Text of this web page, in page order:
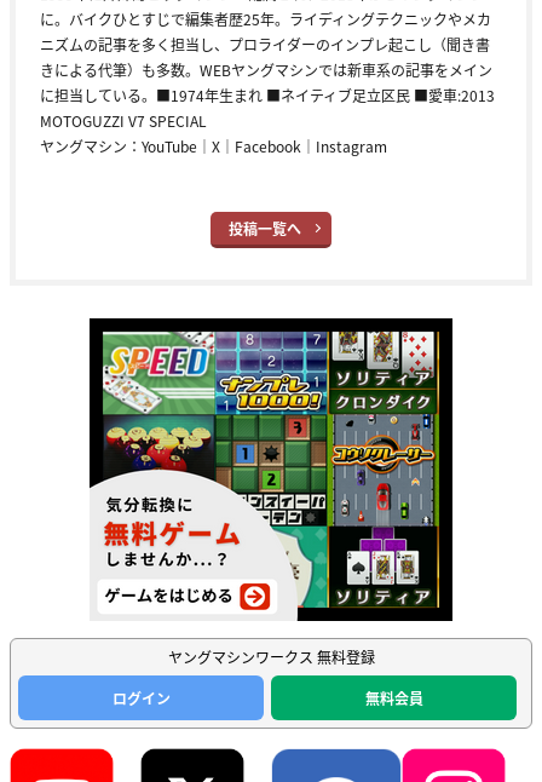
に。バイクひとすじで編集者歴25年。ライディングテクニックやメカ
ニズムの記事を多く担当し、プロライダーのインプレ起こし（聞き書
きによる代筆）も多数。WEBヤングマシンでは新車系の記事をメイン
に担当している。■1974年生まれ ■ネイティブ足立区民 ■愛車:2013
MOTOGUZZI V7 SPECIAL
ヤングマシン： YouTube ｜ X ｜ Facebook ｜ Instagram
投稿一覧へ
ヤングマシンワークス 無料登録
ログイン
無料会員